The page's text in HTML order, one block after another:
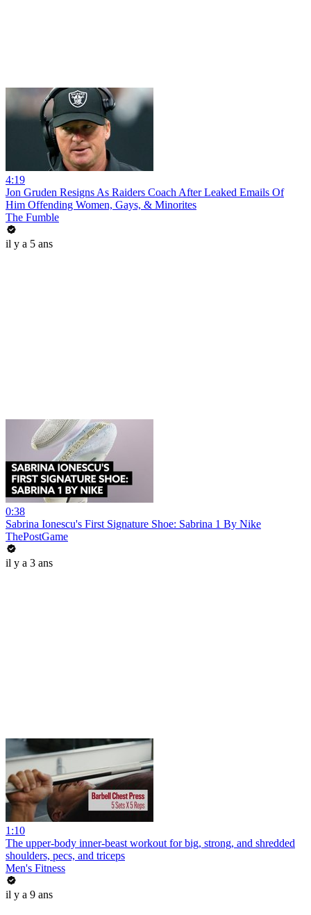
4:19
Jon Gruden Resigns As Raiders Coach After Leaked Emails Of
Him Offending Women, Gays, & Minorites
The Fumble
il y a 5 ans
0:38
Sabrina Ionescu's First Signature Shoe: Sabrina 1 By Nike
ThePostGame
il y a 3 ans
1:10
The upper-body inner-beast workout for big, strong, and shredded
shoulders, pecs, and triceps
Men's Fitness
il y a 9 ans